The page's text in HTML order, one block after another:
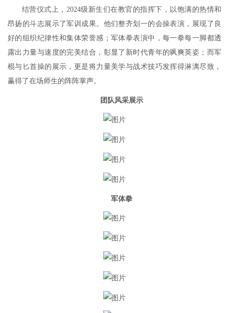
结营仪式上，2024级新生们在教官的指挥下，以饱满的热情和
昂扬的斗志展示了军训成果。他们整齐划一的会操表演，展现了良
好的组织纪律性和集体荣誉感；军体拳表演中，每一拳每一脚都透
露出力量与速度的完美结合，彰显了新时代青年的飒爽英姿；而军
棍与匕首操的展示，更是将力量美学与战术技巧发挥得淋漓尽致，
赢得了在场师生的阵阵掌声。
团队风采展示
军体拳